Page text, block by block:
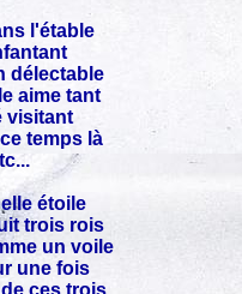
l'étable
délectable
aime tant
visitant
temps là
étoile
trois rois
un voile
une fois
ces trois